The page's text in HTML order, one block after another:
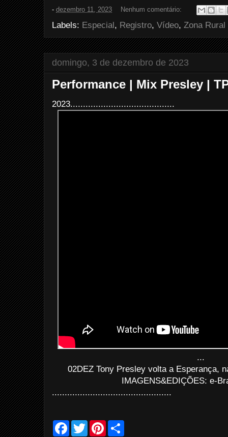
b
o
o
k
t
r
e
r
e
s
t
e
- dezembro 11, 2023 Nenhum comentário:
Labels: Especial, Registro, Vídeo, Zona Rural
domingo, 3 de dezembro de 2023
Performance | Mix Presley |
2023.........................................
...
02DEZ Tony Presley volta a Esperança,
IMAGENS&EDIÇÕES: e-
...............................................
F
T
w
P